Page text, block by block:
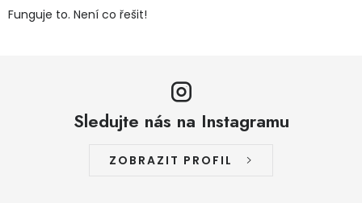
Funguje to. Není co řešit!
Sledujte nás na Instagramu
ZOBRAZIT PROFIL